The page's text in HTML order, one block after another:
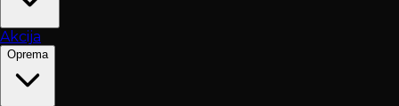
Akcija
Oprema